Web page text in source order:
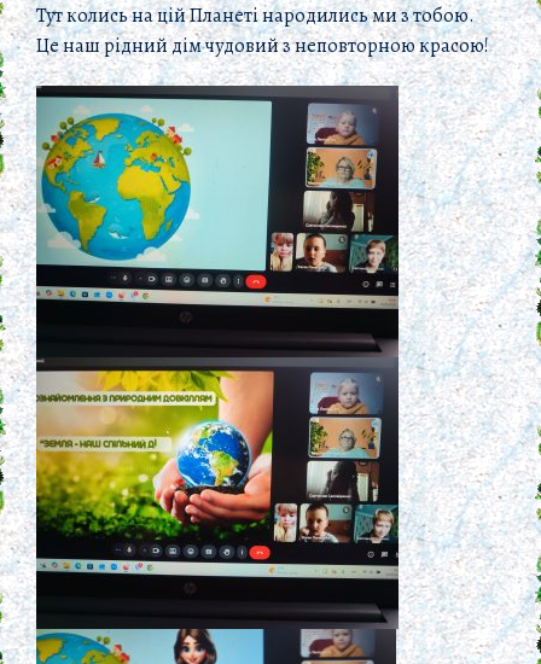
Тут колись на цій Планеті народились ми з тобою.
Це наш рідний дім чудовий з неповторною красою!